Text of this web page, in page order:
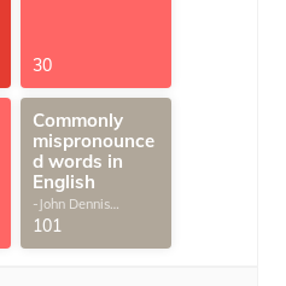
30
Commonly
mispronounce
d words in
English
-John Dennis
G.Thomas
101